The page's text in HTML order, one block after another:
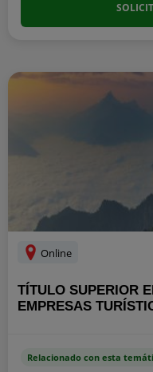
Online
TÍTULO SUPERIOR
EMPRESAS
Relacionado con esta